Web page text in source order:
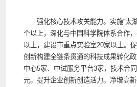
强化核心技术攻关能力。实施“太湖
个以上，深化与中国科学院体系合作
以上，建设市重点实验室20家以上。
创新构建全链条贯通的科技成果转化
中心5家、中试服务平台3家，技术合
元。提升企业创新创造活力。净增高新